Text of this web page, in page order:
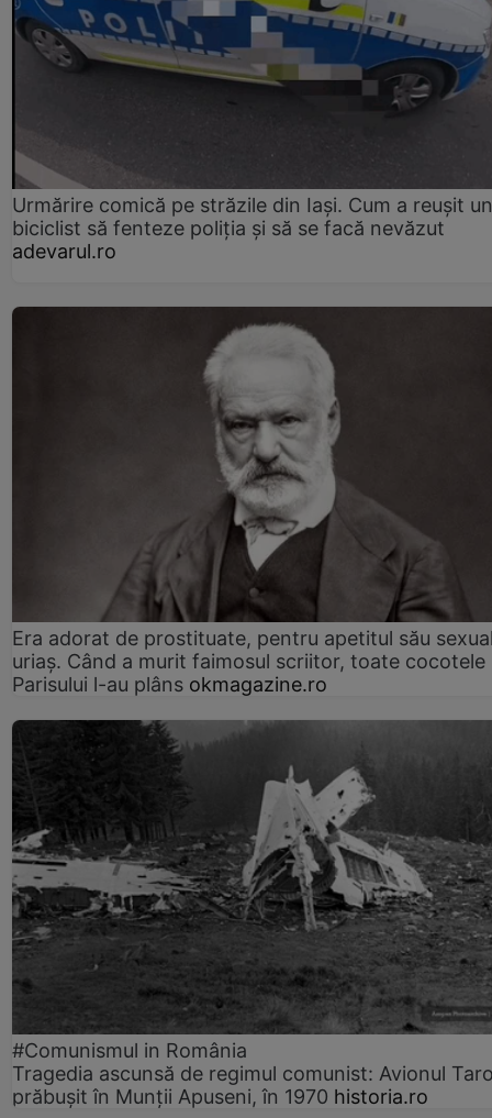
Urmărire comică pe străzile din Iași. Cum a reușit un
biciclist să fenteze poliția și să se facă nevăzut
adevarul.ro
Era adorat de prostituate, pentru apetitul său
uriaș. Când a murit faimosul scriitor, toate cocotele
Parisului l-au plâns okmagazine.ro
#Comunismul in România
Tragedia ascunsă de regimul comunist: Avionul
prăbușit în Munții Apuseni, în 1970 historia.ro